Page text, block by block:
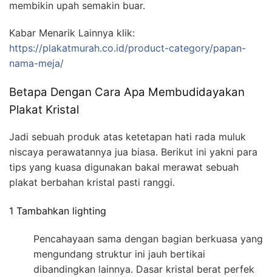
membikin upah semakin buar.
Kabar Menarik Lainnya klik:
https://plakatmurah.co.id/product-category/papan-
nama-meja/
Betapa Dengan Cara Apa Membudidayakan
Plakat Kristal
Jadi sebuah produk atas ketetapan hati rada muluk
niscaya perawatannya jua biasa. Berikut ini yakni para
tips yang kuasa digunakan bakal merawat sebuah
plakat berbahan kristal pasti ranggi.
1 Tambahkan lighting
Pencahayaan sama dengan bagian berkuasa yang
mengundang struktur ini jauh bertikai
dibandingkan lainnya. Dasar kristal berat perfek